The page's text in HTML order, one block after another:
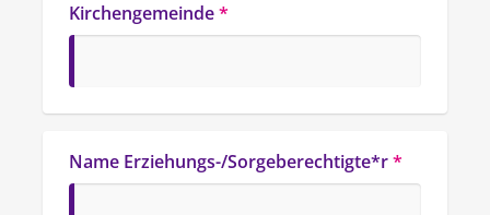
Kirchengemeinde*
Name Erziehungs-/Sorgeberechtigte*r*